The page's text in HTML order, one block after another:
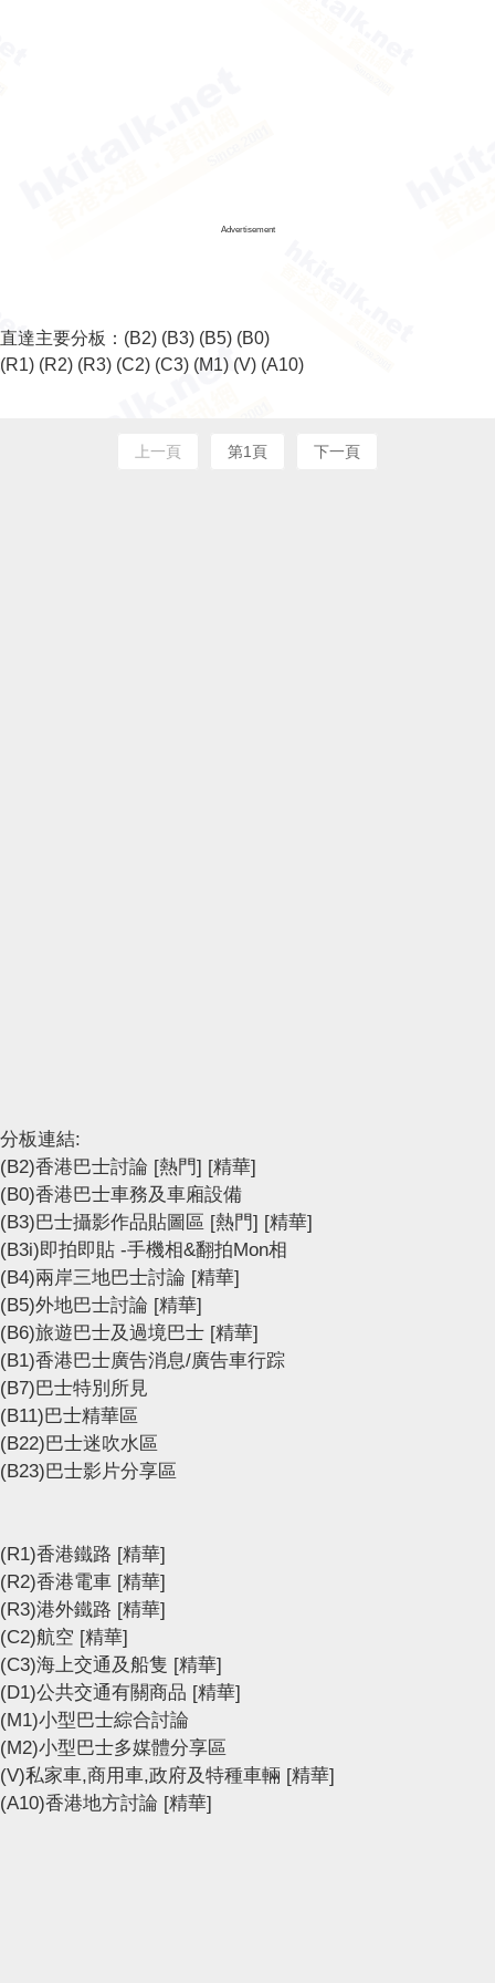
Advertisement
直達主要分板： (B2) (B3) (B5) (B0)
(R1) (R2) (R3) (C2) (C3) (M1) (V) (A10)
上一頁 第1頁 下一頁
分板連結:
(B2)香港巴士討論 [熱門] [精華]
(B0)香港巴士車務及車廂設備
(B3)巴士攝影作品貼圖區 [熱門] [精華]
(B3i)即拍即貼 -手機相&翻拍Mon相
(B4)兩岸三地巴士討論 [精華]
(B5)外地巴士討論 [精華]
(B6)旅遊巴士及過境巴士 [精華]
(B1)香港巴士廣告消息/廣告車行踪
(B7)巴士特別所見
(B11)巴士精華區
(B22)巴士迷吹水區
(B23)巴士影片分享區
(R1)香港鐵路 [精華]
(R2)香港電車 [精華]
(R3)港外鐵路 [精華]
(C2)航空 [精華]
(C3)海上交通及船隻 [精華]
(D1)公共交通有關商品 [精華]
(M1)小型巴士綜合討論
(M2)小型巴士多媒體分享區
(V)私家車,商用車,政府及特種車輛 [精華]
(A10)香港地方討論 [精華]